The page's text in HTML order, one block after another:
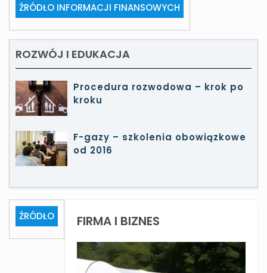
ŹRÓDŁO INFORMACJI FINANSOWYCH
ROZWÓJ I EDUKACJA
Procedura rozwodowa – krok po
kroku
F-gazy – szkolenia obowiązkowe
od 2016
ŹRÓDŁO FIRMA I BIZNES